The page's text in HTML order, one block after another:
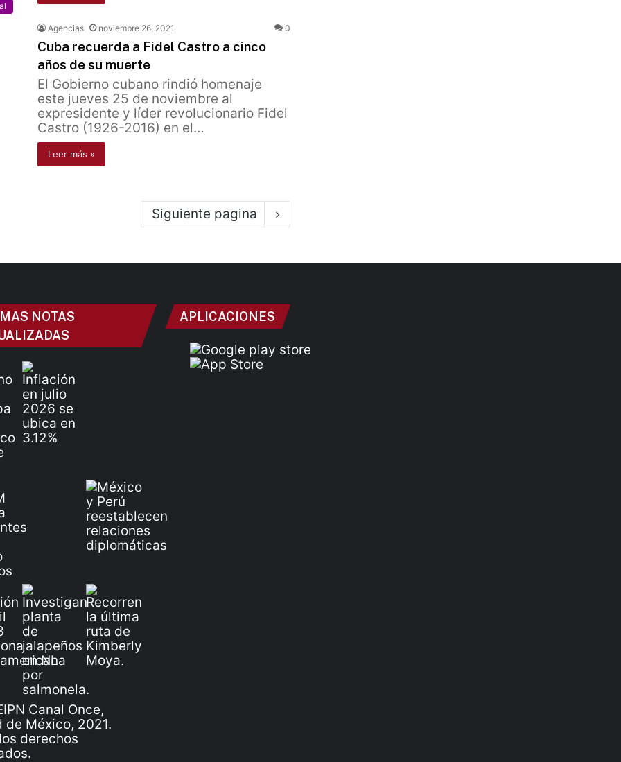
Agencias noviembre 26, 2021 0
Cuba recuerda a Fidel Castro a cinco
años de su muerte
El Gobierno cubano rindió homenaje
este jueves 25 de noviembre al
expresidente y líder revolucionario Fidel
Castro (1926-2016) en el…
Leer más »
Siguiente pagina
NOTAS
Canal Once,
de México, 2021.
derechos
APLICACIONES